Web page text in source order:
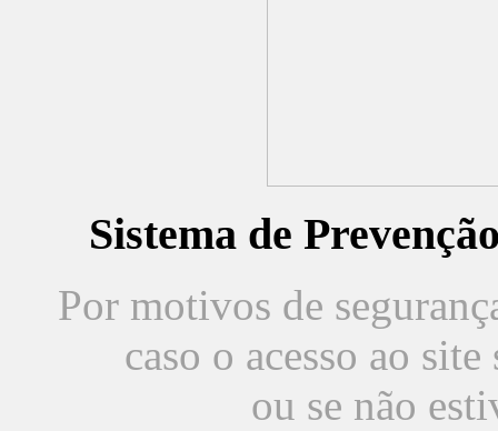
Sistema de
Por motivos de
caso o acesso ao
ou se não